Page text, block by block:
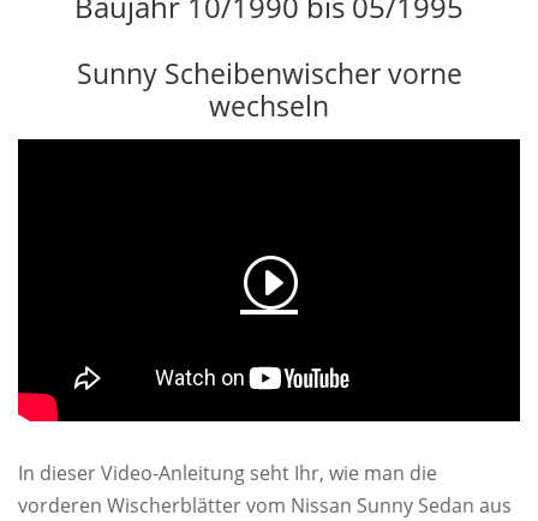
Sunny Scheibenwischer vorne
wechseln
In dieser Video-Anleitung seht Ihr, wie man die
vorderen Wischerblätter vom Nissan Sunny Sedan aus